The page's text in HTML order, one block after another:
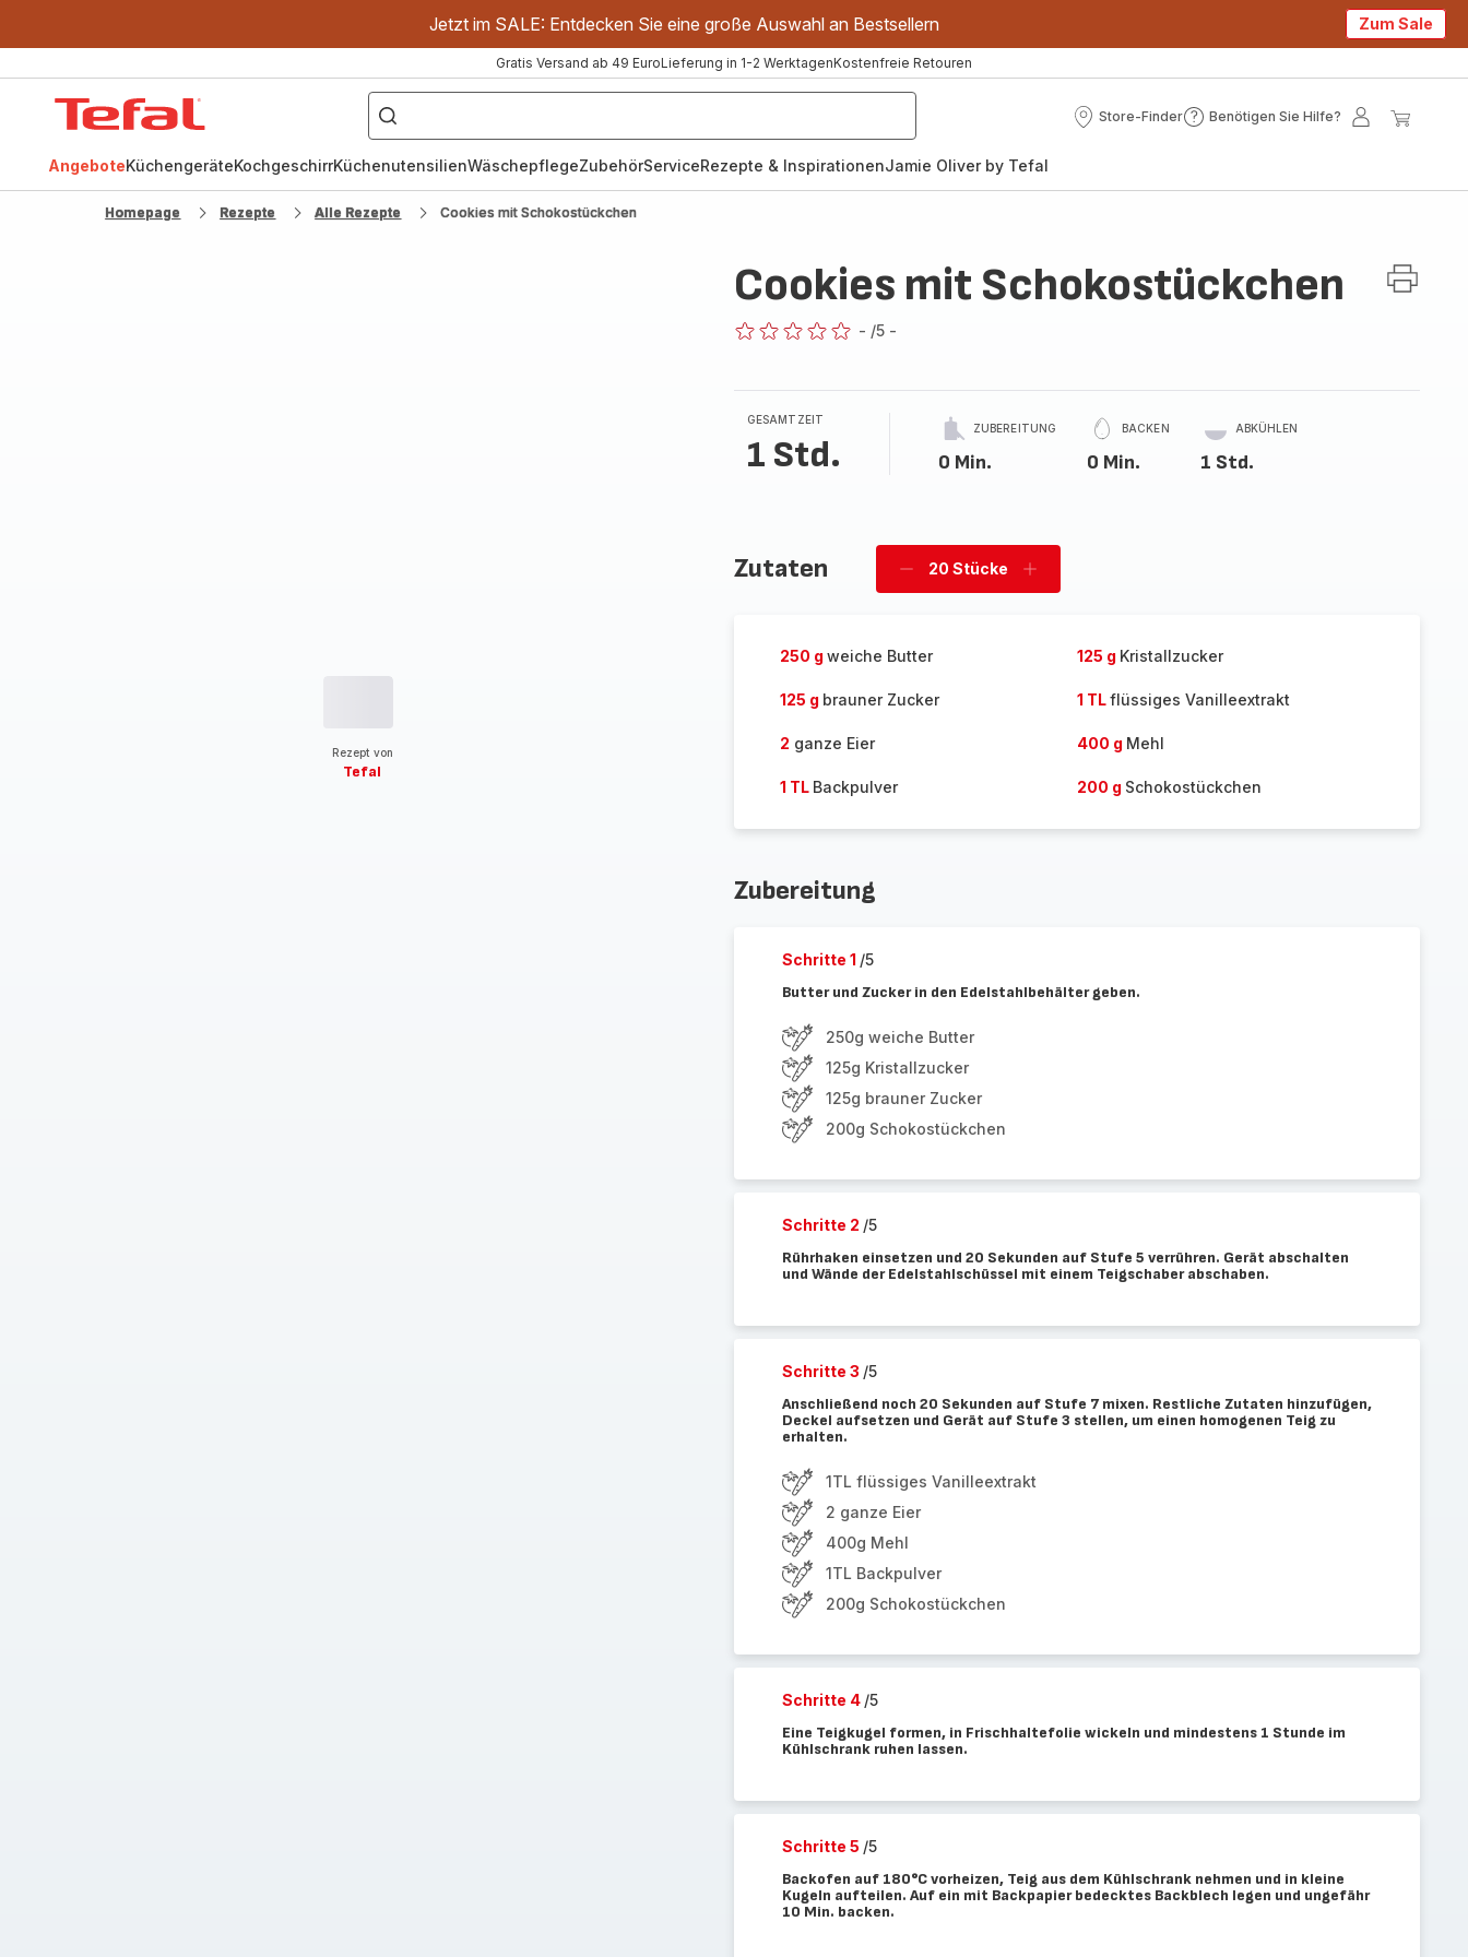
Jetzt im SALE: Entdecken Sie eine große Auswahl an Bestsellern Zum Sale
Gratis Versand ab 49 EuroLieferung in 1-2 WerktagenKostenfreie Retouren
["OptiGrill","Easy
Fry","Pfanne"]
Store-Finder
Store-
Benötigen Sie Hilfe?
Benötigen
Mein
AngeboteKüchengeräteKochgeschirrKüchenutensilienWäschepflegeZubehörServiceRezepte & InspirationenJamie Oliver by Tefal
Homepage Rezepte Alle Rezepte Cookies mit Schokostückchen
Rezept von
Tefal
Cookies mit Schokostückchen
- /5 -
GESAMTZEIT
1 Std.
ZUBEREITUNG
0 Min.
BACKEN
0 Min.
ABKÜHLEN
1 Std.
Zutaten
Stücke
20 Stücke
Stücke
250 g weiche Butter 125 g Kristallzucker
125 g brauner Zucker 1 TLflüssiges Vanilleextrakt
2 ganze Eier 400 g Mehl
1 TL Backpulver 200 g Schokostückchen
Zubereitung
Schritte 1 /5
Butter und Zucker in den Edelstahlbehälter geben.
250g weiche Butter
125g Kristallzucker
125g brauner Zucker
200g Schokostückchen
Schritte 2 /5
Rührhaken einsetzen und 20 Sekunden auf Stufe 5 verrühren. Gerät abschalten
und Wände der Edelstahlschüssel mit einem Teigschaber abschaben.
Schritte 3 /5
Anschließend noch 20 Sekunden auf Stufe 7 mixen. Restliche Zutaten hinzufügen,
Deckel aufsetzen und Gerät auf Stufe 3 stellen, um einen homogenen Teig zu
erhalten.
1TL flüssiges Vanilleextrakt
2 ganze Eier
400g Mehl
1TL Backpulver
200g Schokostückchen
Schritte 4 /5
Eine Teigkugel formen, in Frischhaltefolie wickeln und mindestens 1 Stunde im
Kühlschrank ruhen lassen.
Schritte 5 /5
Backofen auf 180°C vorheizen, Teig aus dem Kühlschrank nehmen und in kleine
Kugeln aufteilen. Auf ein mit Backpapier bedecktes Backblech legen und ungefähr
10 Min. backen.